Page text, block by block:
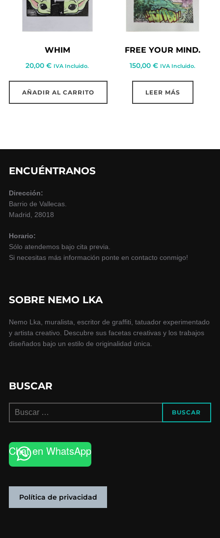
WHIM
20,00€ IVA Incluido.
AÑADIR AL CARRITO
FREE YOUR MIND.
150,00€ IVA Incluido.
LEER MÁS
ENCUÉNTRANOS
Dirección:
Barrio de Vallecas.
Madrid, 28018
Horario:
Sólo atendemos bajo cita previa.
Si necesitas más información ponte en contacto conmigo!
SOBRE NEMO LKA
Nemo Lka, muralista, escritor de graffiti, tatuador experimentado
y artista creativo. Descubre sus facetas creativas y los trabajos
diseñados bajo un estilo de originalidad única.
BUSCAR
Buscar:
BUSCAR
Chat en WhatsApp
Política de privacidad